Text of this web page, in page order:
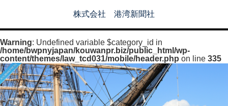
株式会社 港湾新聞社
Warning: Undefined variable $category_id in
/home/bwpnyjapan/kouwanpr.biz/public_html/wp-
content/themes/law_tcd031/mobile/header.php on line 335